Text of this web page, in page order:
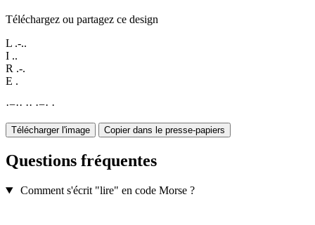
Téléchargez ou partagez ce design
L .-..
I ..
R .-.
E .
·−·· ·· ·−· ·
Télécharger l'image Copier dans le presse-papiers
Questions fréquentes
Comment s'écrit "lire" en code Morse ?